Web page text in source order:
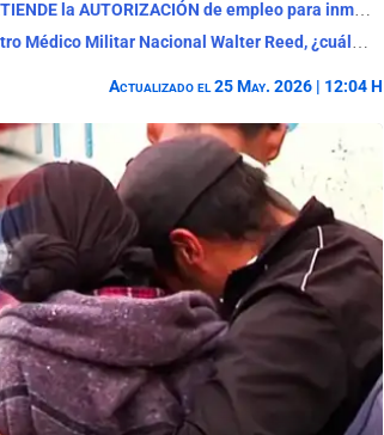
ALERTA MÁXIMA, beneficiarios del TPS: USCIS EXTIENDE la AUTORIZACIÓN de empleo para inmigrantes de El Salvador hasta el 22 de julio
ALERTA MÁXIMA en EE. UU.: Trump acudirá al Centro Médico Militar Nacional Walter Reed, ¿cuál es su actual ESTADO DE SALUD?
Actualizado el 25 May. 2026 | 12:04 H